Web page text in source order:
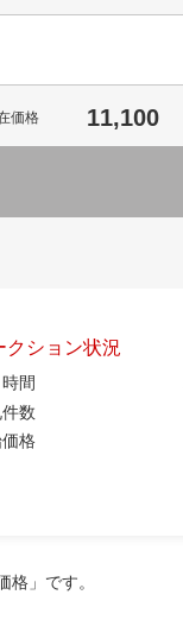
価格 11,100
クション状況
間
件数
価格
格」です。